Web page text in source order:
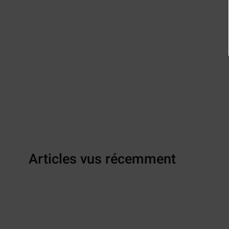
Articles vus récemment